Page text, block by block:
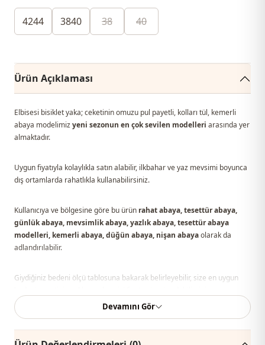
4244 3840 38 40
Ürün Açıklaması
Elbisesi bisiklet yaka; ceketinin omuzu pul payetli, kolları tül, kemerli
abaya modelimizyeni sezonun en çok sevilen modelleri arasında yer
almaktadır.
Uygun fiyatıyla kolaylıkla satın alabilir, ilkbahar ve yaz mevsimi boyunca
dış ortamlarda rahatlıkla kullanabilirsiniz.
Kullanıcıya ve bölgesine göre bu ürün rahat abaya, tesettür abaya,
günlük abaya, mevsimlik abaya, yazlık abaya, tesettür abaya
modelleri, kemerli abaya, düğün abaya, nişan abayaolarak da
adlandırılabilir.
Giydiğiniz bedeni ölçü tablosuna bakarak belirleyebilir, size en uygun
Not: Ürün içeriği elbise ve ceketten oluşmaktadır. (Ayakkabı, çanta
ve takılar dekor amaçlı kullanılmaktadır.)
Devamını Gör